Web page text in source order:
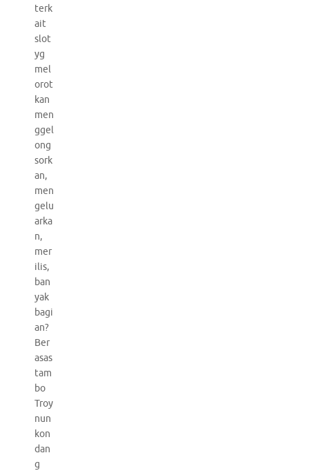
terk
ait
slot
yg
mel
orot
kan
men
ggel
ong
sork
an,
men
gelu
arka
n,
mer
ilis,
ban
yak
bagi
an?
Ber
asas
tam
bo
Troy
nun
kon
dan
g